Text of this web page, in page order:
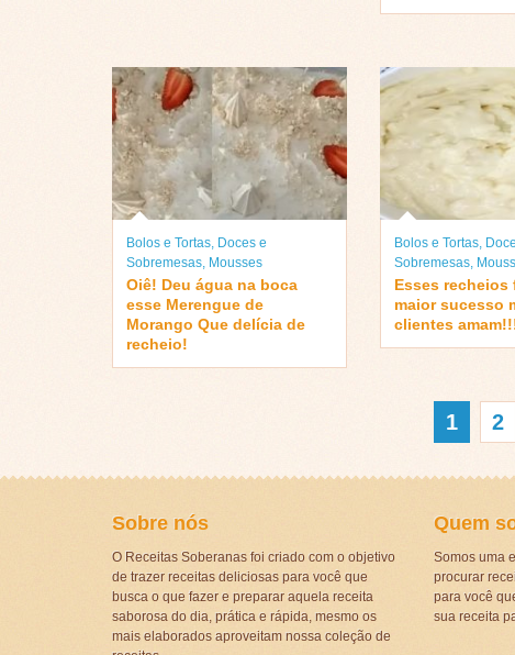
Bolos e Tortas, Doces e
Sobremesas, Mousses
Oiê! Deu água na boca
esse Merengue de
Morango Que delícia de
recheio!
Bolos e Tortas,
Sobremesas,
Esses recheios
maior sucesso
clientes
1 2
Sobre nós
O Receitas Soberanas foi criado com o objetivo
de trazer receitas deliciosas para você que
busca o que fazer e preparar aquela receita
saborosa do dia, prática e rápida, mesmo os
mais elaborados aproveitam nossa coleção de
Quem
Somos uma
procurar
para você
sua receita